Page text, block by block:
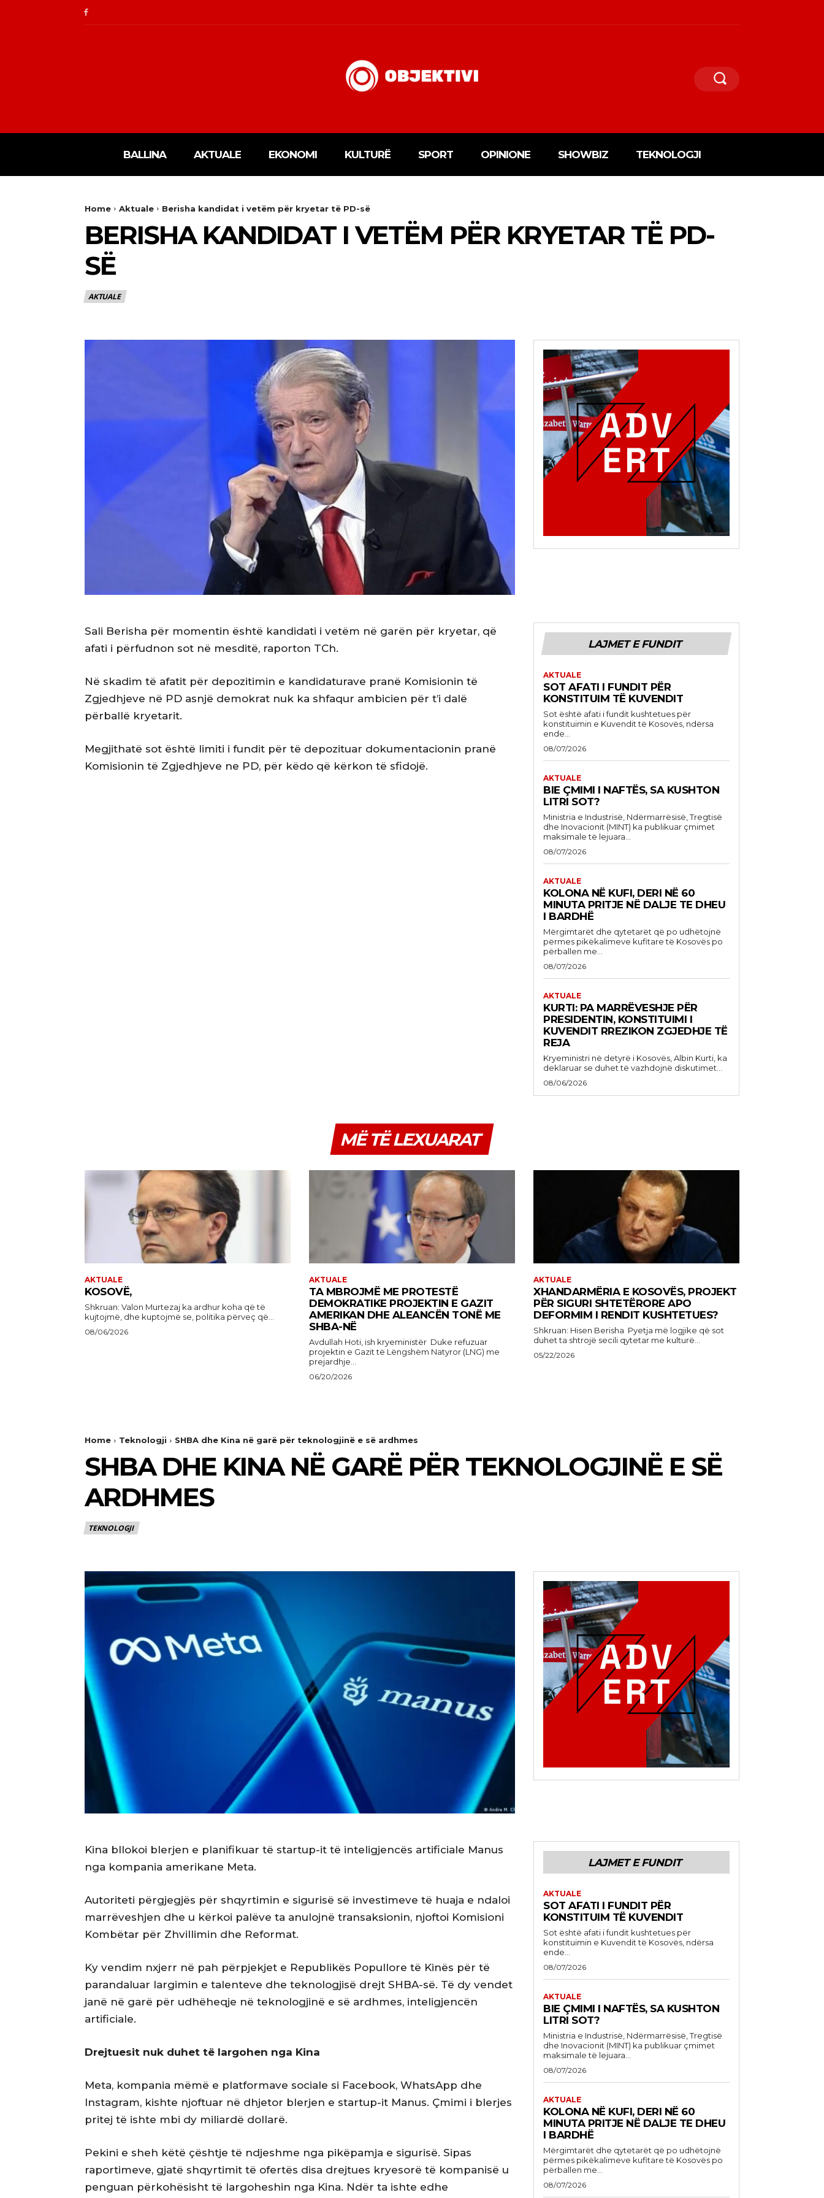
BALLINA AKTUALE EKONOMI KULTURË SPORT OPINIONE SHOWBIZ TEKNOLOGJI
Home Aktuale Berisha kandidat i vetëm për kryetar të PD-së
BERISHA KANDIDAT I VETËM PËR KRYETAR TË PD-
SË
AKTUALE
Sali Berisha për momentin është kandidati i vetëm në garën për kryetar, që
afati i përfudnon sot në mesditë, raporton TCh.
Në skadim të afatit për depozitimin e kandidaturave pranë Komisionin të
Zgjedhjeve në PD asnjë demokrat nuk ka shfaqur ambicien për t’i dalë
përballë kryetarit.
Megjithatë sot është limiti i fundit për të depozituar dokumentacionin pranë
Komisionin të Zgjedhjeve ne PD, për këdo që kërkon të sfidojë.
LAJMET E FUNDIT
AKTUALE
SOT AFATI I FUNDIT PËR
KONSTITUIM TË KUVENDIT
Sot është afati i fundit kushtetues për
konstituimin e Kuvendit të Kosovës, ndërsa
ende...
08/07/2026
AKTUALE
BIE ÇMIMI I NAFTËS, SA KUSHTON
LITRI SOT?
Ministria e Industrisë, Ndërmarrësisë, Tregtisë
dhe Inovacionit (MINT) ka publikuar çmimet
maksimale të lejuara...
08/07/2026
AKTUALE
KOLONA NË KUFI, DERI NË 60
MINUTA PRITJE NË DALJE TE DHEU
I BARDHË
Mërgimtarët dhe qytetarët që po udhëtojnë
përmes pikëkalimeve kufitare të Kosovës po
përballen me...
08/07/2026
AKTUALE
KURTI: PA MARRËVESHJE PËR
PRESIDENTIN, KONSTITUIMI I
KUVENDIT RREZIKON ZGJEDHJE TË
REJA
Kryeministri në detyrë i Kosovës, Albin Kurti, ka
deklaruar se duhet të vazhdojnë diskutimet...
08/06/2026
MË TË LEXUARAT
AKTUALE
KOSOVË,
Shkruan: Valon Murtezaj ka ardhur koha që të
kujtojmë, dhe kuptojmë se, politika përveç që...
08/06/2026
AKTUALE
TA MBROJMË ME PROTESTË
DEMOKRATIKE PROJEKTIN E GAZIT
AMERIKAN DHE ALEANCËN TONË ME
SHBA-NË
Avdullah Hoti, ish kryeministër Duke refuzuar
projektin e Gazit të Lëngshëm Natyror (LNG) me
prejardhje...
06/20/2026
AKTUALE
XHANDARMËRIA E KOSOVËS, PROJEKT
PËR SIGURI SHTETËRORE APO
DEFORMIM I RENDIT KUSHTETUES?
Shkruan: Hisen Berisha Pyetja më logjike që sot
duhet ta shtrojë secili qytetar me kulturë...
05/22/2026